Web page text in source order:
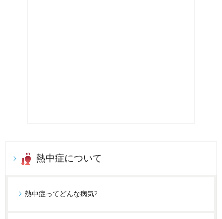
熱中症について
熱中症ってどんな病気?